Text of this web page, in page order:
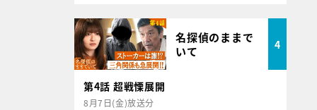
名探偵のままで
いて
4
第4話 超戦慄展開
8月7日(金)放送分